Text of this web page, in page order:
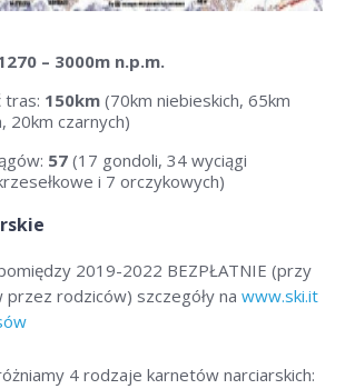
– 3000m n.p.m.
tras: 150km (70km niebieskich, 65km
20km czarnych)
57 (17 gondoli, 34 wyciągi
i 7 orczykowych)
2019-2022 BEZPŁATNIE (przy
przez rodziców) szczegóły na www.ski.it
4 rodzaje karnetów narciarskich: